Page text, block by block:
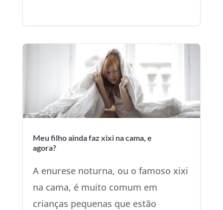
Meu filho ainda faz xixi na cama, e
agora?
A enurese noturna, ou o famoso xixi
na cama, é muito comum em
crianças pequenas que estão